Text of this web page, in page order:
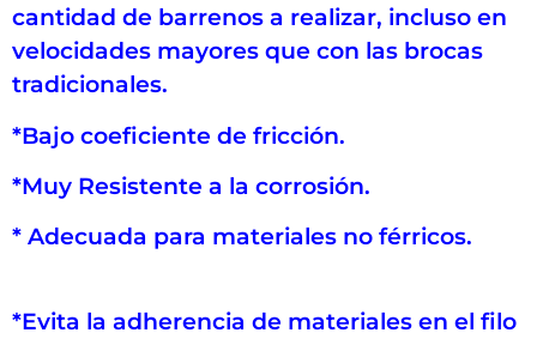
cantidad de barrenos a realizar, incluso en
velocidades mayores que con las brocas
tradicionales.
*Bajo coeficiente de fricción.
*Muy Resistente a la corrosión.
* Adecuada para materiales no férricos.
*Evita la adherencia de materiales en el filo